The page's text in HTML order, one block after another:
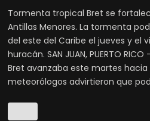
Tormenta tropical Bret se
Antillas Menores. La tormenta
del este del Caribe el jueves y el
huracán. SAN JUAN, PUERTO
Bret avanzaba este martes hacia
meteorólogos advirtieron que